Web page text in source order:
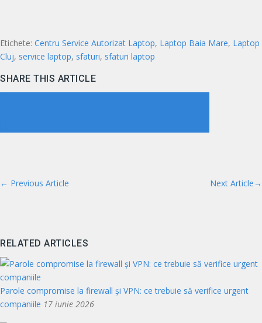
Etichete: Centru Service Autorizat Laptop, Laptop Baia Mare, Laptop
Cluj, service laptop, sfaturi, sfaturi laptop
SHARE THIS ARTICLE
← Previous Article Next Article→
RELATED ARTICLES
Parole compromise la firewall și VPN: ce trebuie să verifice urgent
companiile 17 iunie 2026